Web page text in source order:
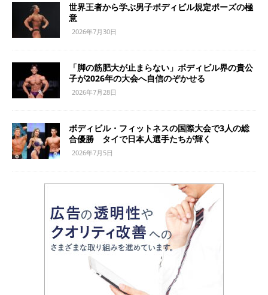
世界王者から学ぶ男子ボディビル規定ポーズの極
意
2026年7月30日
「脚の筋肥大が止まらない」ボディビル界の貴公
子が2026年の大会へ自信のぞかせる
2026年7月28日
ボディビル・フィットネスの国際大会で3人の総
合優勝 タイで日本人選手たちが輝く
2026年7月5日